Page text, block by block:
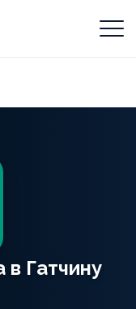
Гатчину